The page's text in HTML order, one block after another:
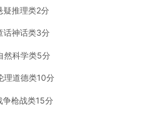
疑推理类2分
话神话类3分
然科学类5分
理道德类10分
争枪战类15分